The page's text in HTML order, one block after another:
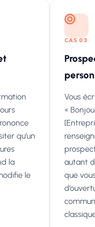
qu’un
la
le
CAS 03
Vous
«
autant
que